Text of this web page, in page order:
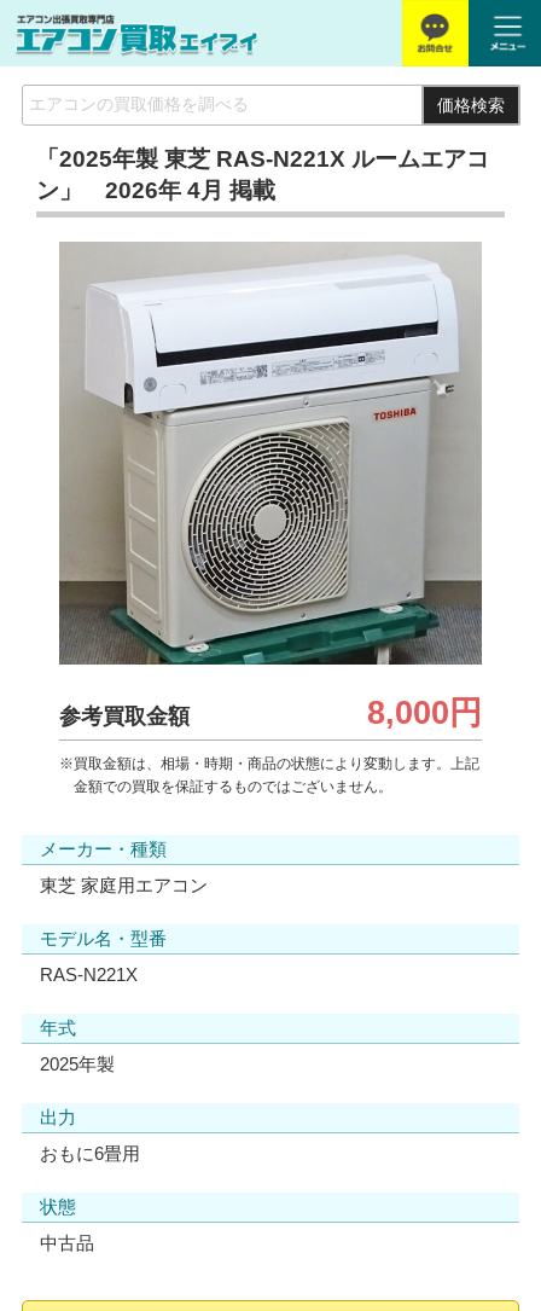
価格検索
「2025年製 東芝 RAS-N221X ルームエアコ
ン」 2026年 4月 掲載
参考買取金額 8,000円
※買取金額は、相場・時期・商品の状態により変動します。上記
金額での買取を保証するものではございません。
メーカー・種類
東芝 家庭用エアコン
モデル名・型番
RAS-N221X
年式
2025年製
出力
おもに6畳用
状態
中古品